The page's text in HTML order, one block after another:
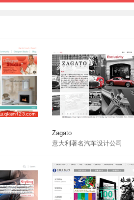
Zagato
意大利著名汽车设计公司